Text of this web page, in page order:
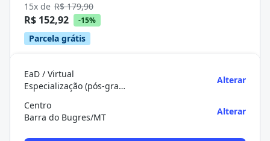
15x de R$ 179,90
R$ 152,92 -15%
Parcela grátis
EaD / Virtual
Especialização (pós-graduação)
Alterar
Centro
Barra do Bugres/MT
Alterar